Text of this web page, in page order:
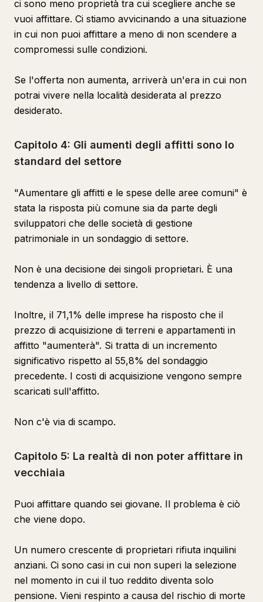
ci sono meno proprietà tra cui scegliere anche se
vuoi affittare. Ci stiamo avvicinando a una situazione
in cui non puoi affittare a meno di non scendere a
compromessi sulle condizioni.
Se l'offerta non aumenta, arriverà un'era in cui non
potrai vivere nella località desiderata al prezzo
desiderato.
Capitolo 4: Gli aumenti degli affitti sono lo
standard del settore
"Aumentare gli affitti e le spese delle aree comuni" è
stata la risposta più comune sia da parte degli
sviluppatori che delle società di gestione
patrimoniale in un sondaggio di settore.
Non è una decisione dei singoli proprietari. È una
tendenza a livello di settore.
Inoltre, il 71,1% delle imprese ha risposto che il
prezzo di acquisizione di terreni e appartamenti in
affitto "aumenterà". Si tratta di un incremento
significativo rispetto al 55,8% del sondaggio
precedente. I costi di acquisizione vengono sempre
scaricati sull'affitto.
Non c'è via di scampo.
Capitolo 5: La realtà di non poter affittare in
vecchiaia
Puoi affittare quando sei giovane. Il problema è ciò
che viene dopo.
Un numero crescente di proprietari rifiuta inquilini
anziani. Ci sono casi in cui non superi la selezione
nel momento in cui il tuo reddito diventa solo
pensione. Vieni respinto a causa del rischio di morte